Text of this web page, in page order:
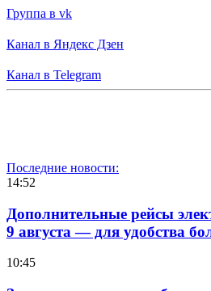
Группа в vk
Канал в Яндекс Дзен
Канал в Telegram
Последние новости:
14:52
Дополнительные рейсы
9 августа — для удобства
10:45